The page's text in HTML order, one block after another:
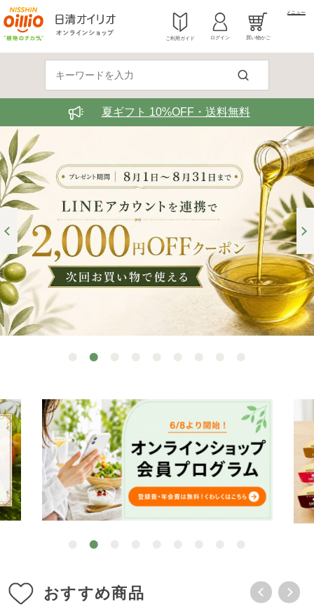
ご利用ガイド ログイン 買い物かご
メニュー
夏ギフト 10%OFF・送料無料
おすすめ商品